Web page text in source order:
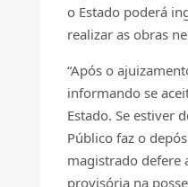
o Estado poderá
realizar as obras
“Após o
informando se
Estado. Se estiver
Público faz o
magistrado defere
provisória na